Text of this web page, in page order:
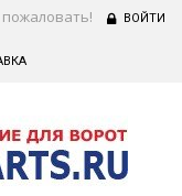
ВОЙТИ